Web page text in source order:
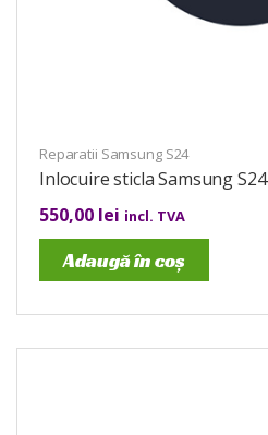
Reparatii Samsung S24
Inlocuire sticla Samsung S24
550,00 lei incl. TVA
Adaugă în coș